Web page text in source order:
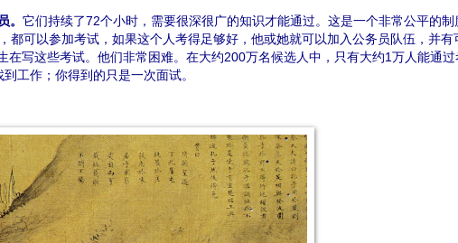
。 它们持续了72个小时，需要很深很广的知识才能通过。这是一个非常公平的制
可以参加考试，如果这个人考得足够好，他或她就可以加入公务员队伍，并有
写这些考试。他们非常困难。在大约200万名候选人中，只有大约1万人能通过
工作；你得到的只是一次面试。